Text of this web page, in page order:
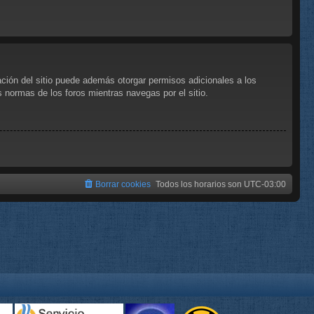
del sitio puede además otorgar permisos adicionales a los
de los foros mientras navegas por el sitio.
Todos los horarios son UTC-03:00
Borrar cookies